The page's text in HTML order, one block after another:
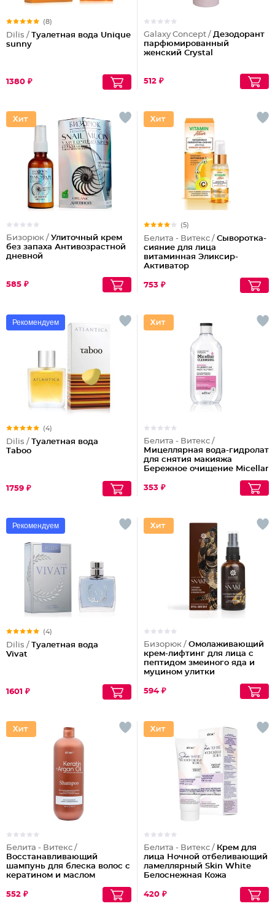
(8)
Dilis / Туалетная вода Unique
sunny
1380 ₽
Galaxy Concept / Дезодорант
парфюмированный
женский Crystal
512 ₽
Бизорюк / Улиточный крем
без запаха Антивозрастной
дневной
585 ₽
(5)
Белита - Витекс / Сыворотка-
сияние для лица
витаминная Эликсир-
Активатор
753 ₽
Рекомендуем
(4)
Dilis / Туалетная вода
Taboo
1759 ₽
Белита - Витекс /
Мицеллярная вода-гидролат
для снятия макияжа
Бережное очищение Micellar
353 ₽
Рекомендуем
(4)
Dilis / Туалетная вода
Vivat
1601 ₽
Бизорюк / Омолаживающий
крем-лифтинг для лица с
пептидом змеиного яда и
муцином улитки
594 ₽
Белита - Витекс /
Восстанавливающий
шампунь для блеска волос с
кератином и маслом
552 ₽
Белита - Витекс / Крем для
лица Ночной отбеливающий
ламеллярный Skin White
Белоснежная Кожа
420 ₽